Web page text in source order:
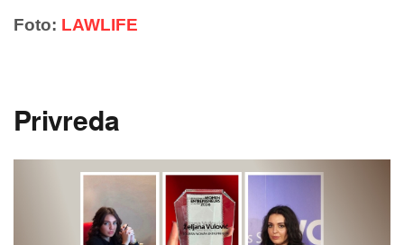
Foto: LAWLIFE
Privreda